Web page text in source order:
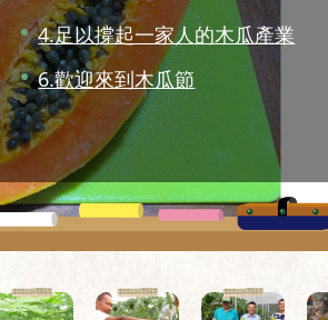
4.足以撐起一家人的木瓜產業
6.歡迎來到木瓜節